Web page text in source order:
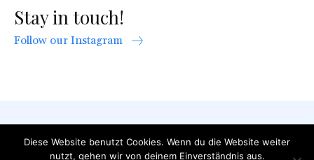
Stay in touch!
Follow our Instagram
AGB Datenschutzerklärung
FAQ
Diese Website benutzt Cookies. Wenn du die Website weiter
nutzt, gehen wir von deinem Einverständnis aus.